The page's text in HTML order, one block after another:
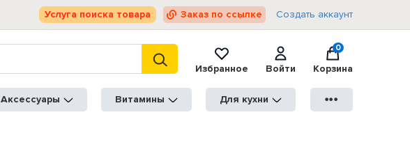
Услуга поиска товара Заказ по ссылке Создать аккаунт
Избранное
Войти
0
Корзина
Аксессуары Витамины Для кухни ●●●